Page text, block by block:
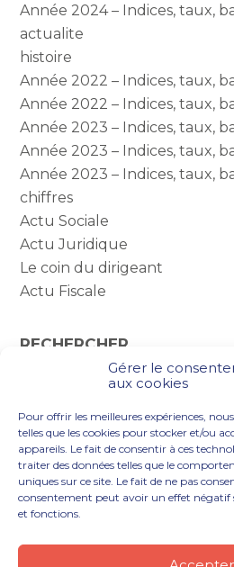
Gérer le
aux cookies
Pour offrir les meilleures expériences,
telles que les cookies pour stocker et/ou
appareils. Le fait de consentir à ces
traiter des données telles que le
uniques sur ce site. Le fait de ne pas
consentement peut avoir un effet négatif
et fonctions.
Année 2024 – Indices, taux,
actualite
histoire
Année 2022 – Indices, taux,
Année 2022 – Indices, taux,
Année 2023 – Indices, taux,
Année 2023 – Indices, taux,
Année 2023 – Indices, taux,
chiffres
Actu Sociale
Actu Juridique
Le coin du dirigeant
Actu Fiscale
RECHERCHER
Rechercher :
Principale
NOS OUTILS DIGITAUX